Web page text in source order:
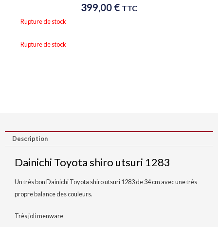
399,00 € TTC
Rupture de stock
Rupture de stock
Description
Dainichi Toyota shiro utsuri 1283
Un très bon Dainichi Toyota shiro utsuri 1283 de 34 cm avec une très
propre balance des couleurs.
Très joli menware